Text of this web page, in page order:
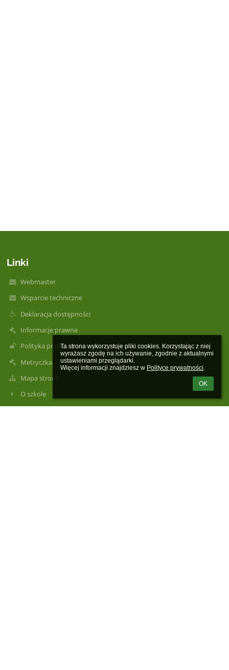
Ta strona wykorzystuje pliki cookies. Korzystając z niej
wyrażasz zgodę na ich używanie, zgodnie z aktualnymi
ustawieniami przeglądarki.
Więcej informacji znajdziesz w Polityce prywatności.
OK
Linki
Webmaster
Wsparcie techniczne
Deklaracja dostępności
Informacje prawne
Polityka prywatności
Metryczka
Mapa strony
O szkole